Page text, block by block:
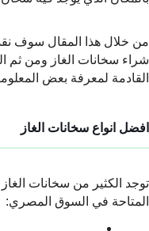
القادمة لمعرفة بعض
افضل انواع سخانات الغاز
المتاحة في السوق المصري: